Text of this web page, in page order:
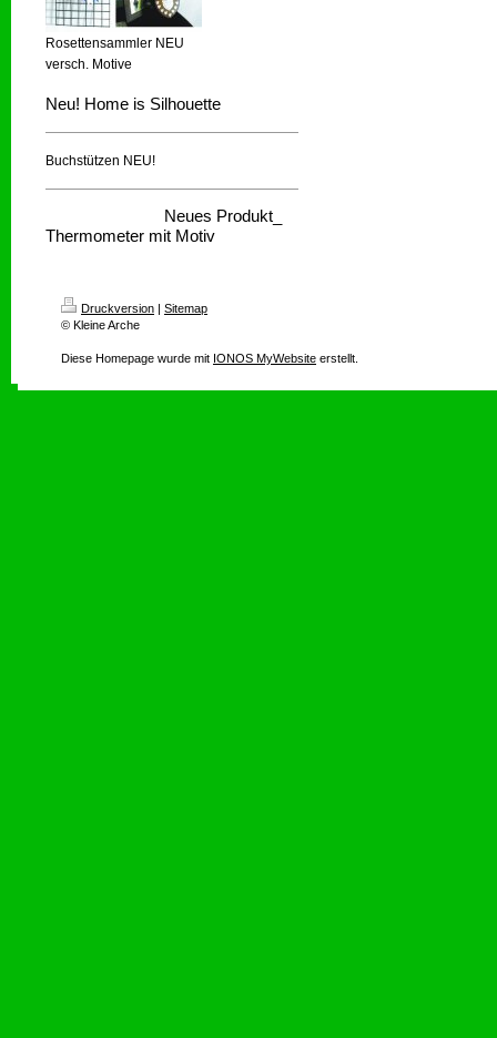
Rosettensammler NEU
versch. Motive
Neu! Home is Silhouette
Buchstützen NEU!
Neues Produkt_
Thermometer mit Motiv
Druckversion
Sitemap
© Kleine Arche
Diese Homepage wurde mit IONOS MyWebsite erstellt.